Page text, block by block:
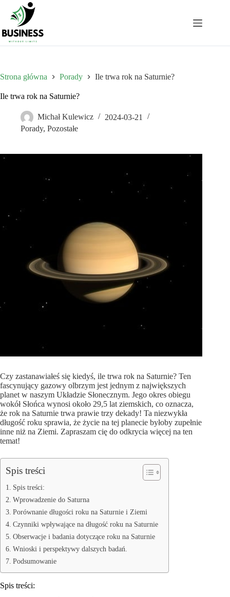
Przejdź
treści
Strona główna Porady Ile trwa rok na Saturnie?
Ile trwa rok na Saturnie?
Michał Kulewicz
2024-03-21
Porady, Pozostałe
Czy zastanawiałeś się kiedyś, ile trwa rok na Saturnie? Ten
fascynujący gazowy olbrzym jest jednym z największych
planet w naszym Układzie Słonecznym. Jego okres obiegu
wokół Słońca wynosi około 29,5 lat ziemskich, co oznacza,
że rok na Saturnie trwa prawie trzy dekady! Ta niezwykła
długość roku sprawia, że życie na tej planecie byłoby zupełnie
inne niż na Ziemi. Zapraszam cię do odkrycia więcej na ten
temat!
Spis treści
Spis treści:
Wprowadzenie do Saturna
Porównanie długości roku na Saturnie i Ziemi
Czynniki wpływające na długość roku na Saturnie
Obserwacje i badania dotyczące roku na Saturnie
Wnioski i perspektywy dalszych badań.
Podsumowanie
Spis treści: